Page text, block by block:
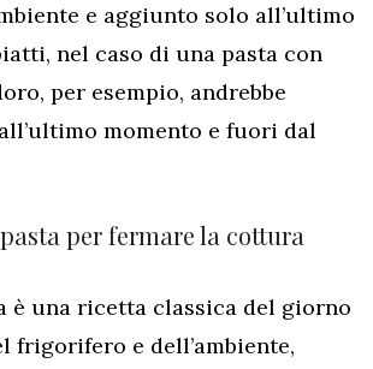
e aggiunto solo all’ultimo
nel caso di una pasta con
per esempio, andrebbe
momento e fuori dal
per fermare la cottura
è una ricetta classica del giorno
frigorifero e dell’ambiente,